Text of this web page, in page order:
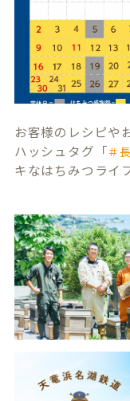
お客様のレシピや
ハッシュタグ「＃
キなはちみつライ